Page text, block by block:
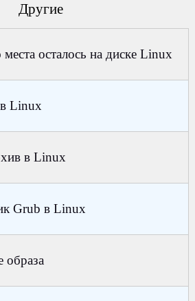
Другие
места осталось на диске Linux
в Linux
в Linux
Grub в Linux
образа